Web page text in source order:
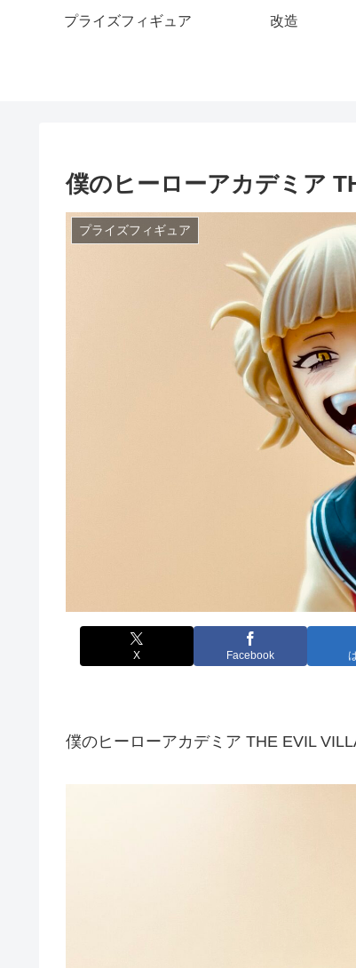
プライズフィギュア 改造
僕のヒーローアカデミア
プライズフィギュア
X Facebook
僕のヒーローアカデミア THE EVIL